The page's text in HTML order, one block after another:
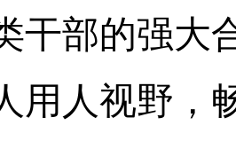
干部的强大
用人视野，